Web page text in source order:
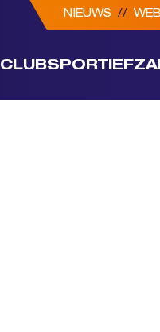
NIEUWS //
CLUBSPORTIEF